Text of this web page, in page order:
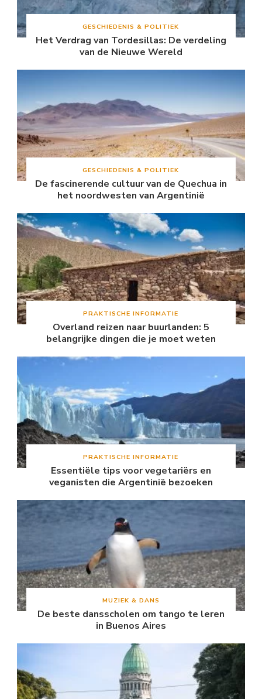
GESCHIEDENIS & POLITIEK
Het Verdrag van Tordesillas: De verdeling
van de Nieuwe Wereld
GESCHIEDENIS & POLITIEK
De fascinerende cultuur van de Quechua in
het noordwesten van Argentinië
PRAKTISCHE INFORMATIE
Overland reizen naar buurlanden: 5
belangrijke dingen die je moet weten
PRAKTISCHE INFORMATIE
Essentiële tips voor vegetariërs en
veganisten die Argentinië bezoeken
MUZIEK & DANS
De beste dansscholen om tango te leren
in Buenos Aires